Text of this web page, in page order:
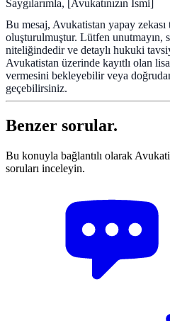
Saygılarımla, [Avukatınızın İsmi]
Bu mesaj, Avukatistan yapay
oluşturulmuştur. Lütfen unutmayın,
niteliğindedir ve detaylı hukuki
Avukatistan üzerinde kayıtlı olan
vermesini bekleyebilir veya
geçebilirsiniz.
Benzer sorular.
Bu konuyla bağlantılı olarak
soruları inceleyin.